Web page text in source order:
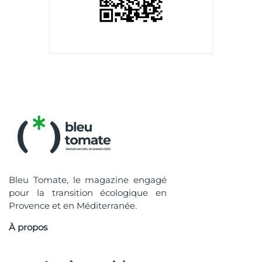
Bleu Tomate, le magazine engagé
pour la transition écologique en
Provence et en Méditerranée.
À propos